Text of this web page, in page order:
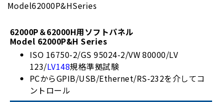
62000P＆62000H用ソフトパネル
Model 62000P&H Series
ISO 16750-2/GS 95024-2/VW 80000/LV
123/LV148規格準拠試験
PCからGPIB/USB/Ethernet/RS-232を介してコ
ントロール